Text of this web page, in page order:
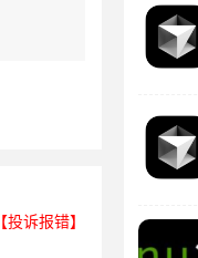
【投诉报错】